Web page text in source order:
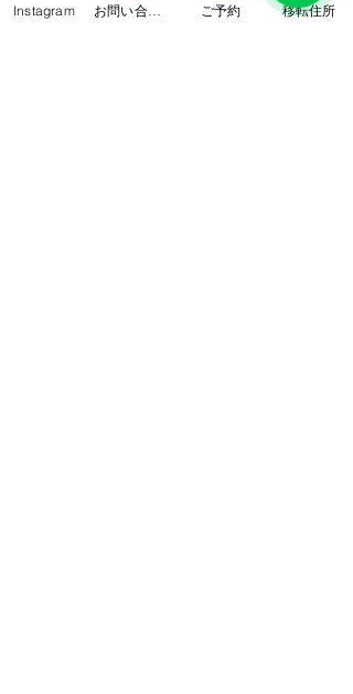
Instagram お問い合わせ ご予約 移転住所